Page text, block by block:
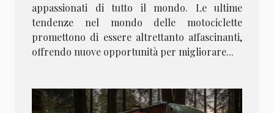
appassionati di tutto il mondo. Le ultime
tendenze nel mondo delle motociclette
promettono di essere altrettanto affascinanti,
offrendo nuove opportunità per migliorare...